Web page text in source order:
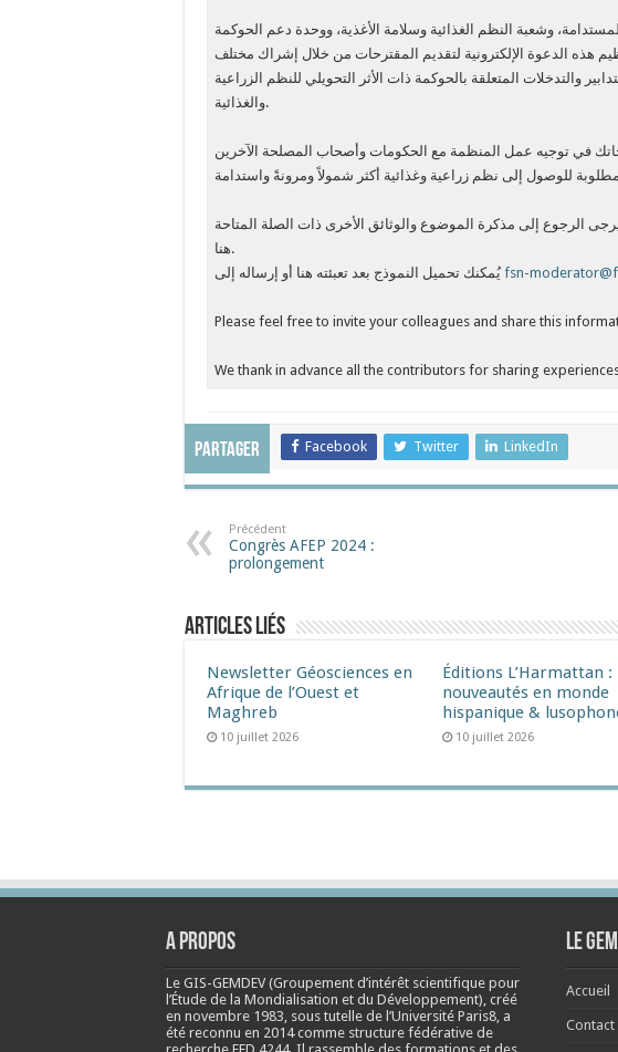
وشعبة النظم الغذائية وسلامة الأغذية، ووحدة دعم الحوكمة
هذه الدعوة الإلكترونية لتقديم المقترحات من خلال إشراك مختلف
والتدخلات المتعلقة بالحوكمة ذات الأثر التحويلي للنظم الزراعية
والغذائية.
في توجيه عمل المنظمة مع الحكومات وأصحاب المصلحة الآخرين
الرجوع إلى مذكرة الموضوع والوثائق الأخرى ذات الصلة المتاحة
هنا.
يُمكنك تحميل النموذج بعد تعبئته هنا أو إرساله إلىfsn-
Please feel free to invite your colleagues and share this
We thank in advance all the contributors for sharing
Partager Facebook Twitter LinkedIn
Précédent
Congrès AFEP 2024 :
prolongement
Articles liés
Newsletter Géosciences en
Afrique de l’Ouest et
Maghreb
10 juillet 2026
Éditions L’Harmattan :
nouveautés en monde
hispanique &
10 juillet 2026
A propos
Le GIS-GEMDEV (Groupement d’intérêt scientifique pour
l’Étude de la Mondialisation et du Développement), créé
en novembre 1983 , sous tutelle de l’Université Paris8, a
été reconnu en 2014 comme structure fédérative de
recherche FED 4244. Il rassemble des formations et des
Le
Accueil
Contact